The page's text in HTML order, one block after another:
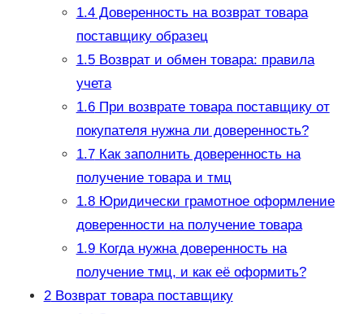
1.4Доверенность на возврат товара
поставщику образец
1.5Возврат и обмен товара: правила
учета
1.6При возврате товара поставщику от
покупателя нужна ли доверенность?
1.7Как заполнить доверенность на
получение товара и тмц
1.8Юридически грамотное оформление
доверенности на получение товара
1.9Когда нужна доверенность на
получение тмц, и как её оформить?
2Возврат товара поставщику